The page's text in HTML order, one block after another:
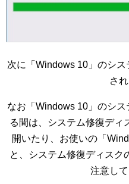
次に「Windows 10」のシ
され
なお「Windows 10」のシ
る間は、システム修復ディ
開いたり、お使いの「
と、システム修復ディスク
注意して